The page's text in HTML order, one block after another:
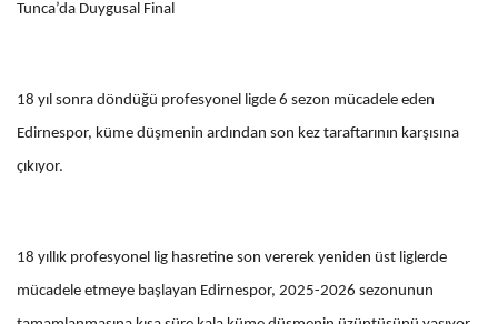
Tunca’da Duygusal Final
18 yıl sonra döndüğü profesyonel ligde 6 sezon mücadele eden
Edirnespor, küme düşmenin ardından son kez taraftarının karşısına
çıkıyor.
18 yıllık profesyonel lig hasretine son vererek yeniden üst liglerde
mücadele etmeye başlayan Edirnespor, 2025-2026 sezonunun